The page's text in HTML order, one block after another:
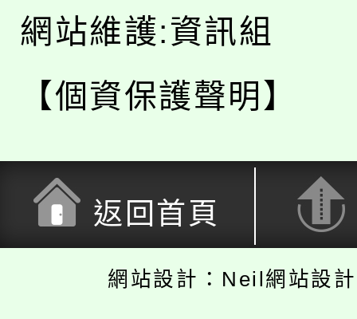
網站維護:資訊組
【個資保護聲明】
返回首頁
網站設計：Neil網站設